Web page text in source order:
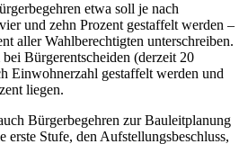
etwa soll je nach
und zehn Prozent gestaffelt werden –
aller Wahlberechtigten unterschreiben.
Bürgerentscheiden (derzeit 20
Einwohnerzahl gestaffelt werden und
liegen.
Bürgerbegehren zur Bauleitplanung
erste Stufe, den Aufstellungsbeschluss,